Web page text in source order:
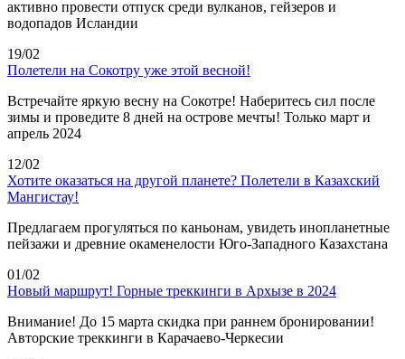
активно провести отпуск среди вулканов, гейзеров и
водопадов Исландии
19/02
Полетели на Сокотру уже этой весной!
Встречайте яркую весну на Сокотре! Наберитесь сил после
зимы и проведите 8 дней на острове мечты! Только март и
апрель 2024
12/02
Хотите оказаться на другой планете? Полетели в Казахский
Мангистау!
Предлагаем прогуляться по каньонам, увидеть инопланетные
пейзажи и древние окаменелости Юго-Западного Казахстана
01/02
Новый маршрут! Горные треккинги в Архызе в 2024
Внимание! До 15 марта скидка при раннем бронировании!
Авторские треккинги в Карачаево-Черкесии